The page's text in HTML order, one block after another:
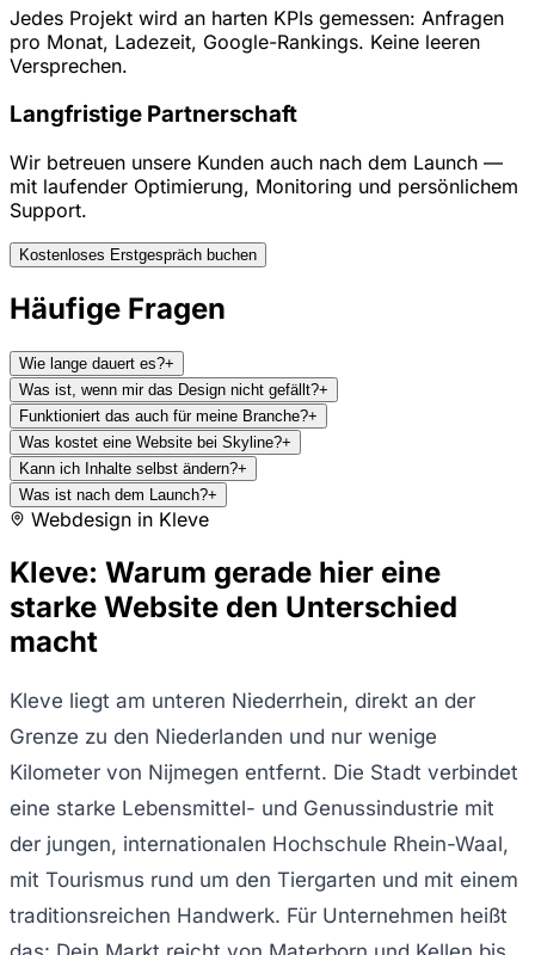
Jedes Projekt wird an harten KPIs gemessen: Anfragen
pro Monat, Ladezeit, Google-Rankings. Keine leeren
Versprechen.
Langfristige Partnerschaft
Wir betreuen unsere Kunden auch nach dem Launch —
mit laufender Optimierung, Monitoring und persönlichem
Support.
Kostenloses Erstgespräch buchen
Häufige Fragen
Wie lange dauert es?+
Was ist, wenn mir das Design nicht gefällt?+
Funktioniert das auch für meine Branche?+
Was kostet eine Website bei Skyline?+
Kann ich Inhalte selbst ändern?+
Was ist nach dem Launch?+
Webdesign in Kleve
Kleve: Warum gerade hier eine
starke Website den Unterschied
macht
Kleve liegt am unteren Niederrhein, direkt an der
Grenze zu den Niederlanden und nur wenige
Kilometer von Nijmegen entfernt. Die Stadt verbindet
eine starke Lebensmittel- und Genussindustrie mit
der jungen, internationalen Hochschule Rhein-Waal,
mit Tourismus rund um den Tiergarten und mit einem
traditionsreichen Handwerk. Für Unternehmen heißt